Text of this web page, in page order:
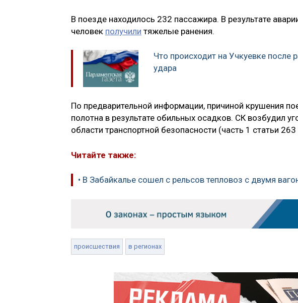
В поезде находилось 232 пассажира. В результате
человек получили тяжелые ранения.
Что происходит на Учкуевке после
удара
По предварительной информации, причиной крушения
полотна в результате обильных осадков. СК возбудил
области транспортной безопасности (часть 1 статьи
Читайте также:
• В Забайкалье сошел с рельсов тепловоз с двумя
происшествия в регионах